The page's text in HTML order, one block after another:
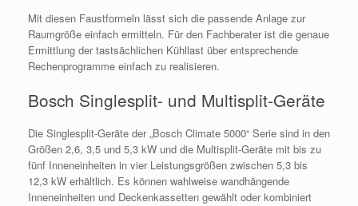
Mit diesen Faustformeln lässt sich die passende Anlage zur
Raumgröße einfach ermitteln. Für den Fachberater ist die genaue
Ermittlung der tastsächlichen Kühllast über entsprechende
Rechenprogramme einfach zu realisieren.
Bosch Singlesplit- und Multisplit-Geräte
Die Singlesplit-Geräte der „Bosch Climate 5000“ Serie sind in den
Größen 2,6, 3,5 und 5,3 kW und die Multisplit-Geräte mit bis zu
fünf Inneneinheiten in vier Leistungsgrößen zwischen 5,3 bis
12,3 kW erhältlich. Es können wahlweise wandhängende
Inneneinheiten und Deckenkassetten gewählt oder kombiniert